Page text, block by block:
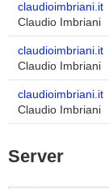
claudioimbriani.it
Claudio Imbriani
claudioimbriani.it
Claudio Imbriani
claudioimbriani.it
Claudio Imbriani
Server